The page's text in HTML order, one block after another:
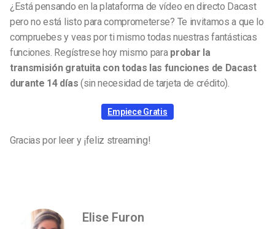
¿Está pensando en la plataforma de vídeo en directo Dacast
pero no está listo para comprometerse? Te invitamos a que lo
compruebes y veas por ti mismo todas nuestras fantásticas
funciones. Regístrese hoy mismo paraprobar la
transmisión gratuita con todas las funciones de Dacast
durante 14 días (sin necesidad de tarjeta de crédito).
Empiece Gratis
Gracias por leer y ¡feliz streaming!
Elise Furon